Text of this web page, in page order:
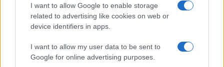
I want to allow Google to enable storage
related to advertising like cookies on web or
device identifiers in apps.
I want to allow my user data to be sent to
Google for online advertising purposes.
Ferrante: “Si vuole troncare in due la
magistratura, separarla come corpo, e indebolirla
ulteriormente imponendo il sorteggio, dunque la
casualità, nella scelta dei loro rappresentanti
nell’organo di autogoverno”.